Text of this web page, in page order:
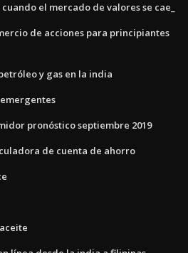
el mercado de valores se cae_
de acciones para principiantes
y gas en la india
pronóstico septiembre 2019
de cuenta de ahorro